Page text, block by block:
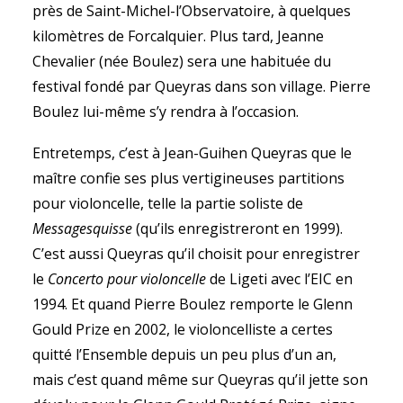
près de Saint-Michel-l’Observatoire, à quelques
kilomètres de Forcalquier. Plus tard, Jeanne
Chevalier (née Boulez) sera une habituée du
festival fondé par Queyras dans son village. Pierre
Boulez lui-même s’y rendra à l’occasion.
Entretemps, c’est à Jean-Guihen Queyras que le
maître confie ses plus vertigineuses partitions
pour violoncelle, telle la partie soliste de
Messagesquisse(qu’ils enregistreront en 1999).
C’est aussi Queyras qu’il choisit pour enregistrer
le Concerto pour violoncellede Ligeti avec l’EIC en
1994. Et quand Pierre Boulez remporte le Glenn
Gould Prize en 2002, le violoncelliste a certes
quitté l’Ensemble depuis un peu plus d’un an,
mais c’est quand même sur Queyras qu’il jette son